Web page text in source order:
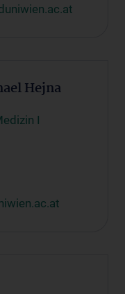
Hejna
I